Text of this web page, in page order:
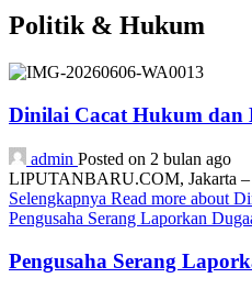
Politik & Hukum
Dinilai Cacat Hukum dan
admin Posted on 2 bulan ago
LIPUTANBARU.COM, Jakarta –
Selengkapnya Read more about
Pengusaha Serang Laporkan
Pengusaha Serang